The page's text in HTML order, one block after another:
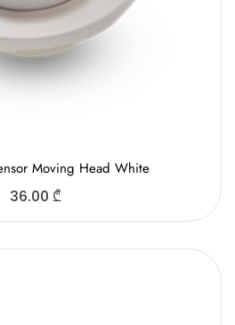
Moving Head White
36.00 ₾